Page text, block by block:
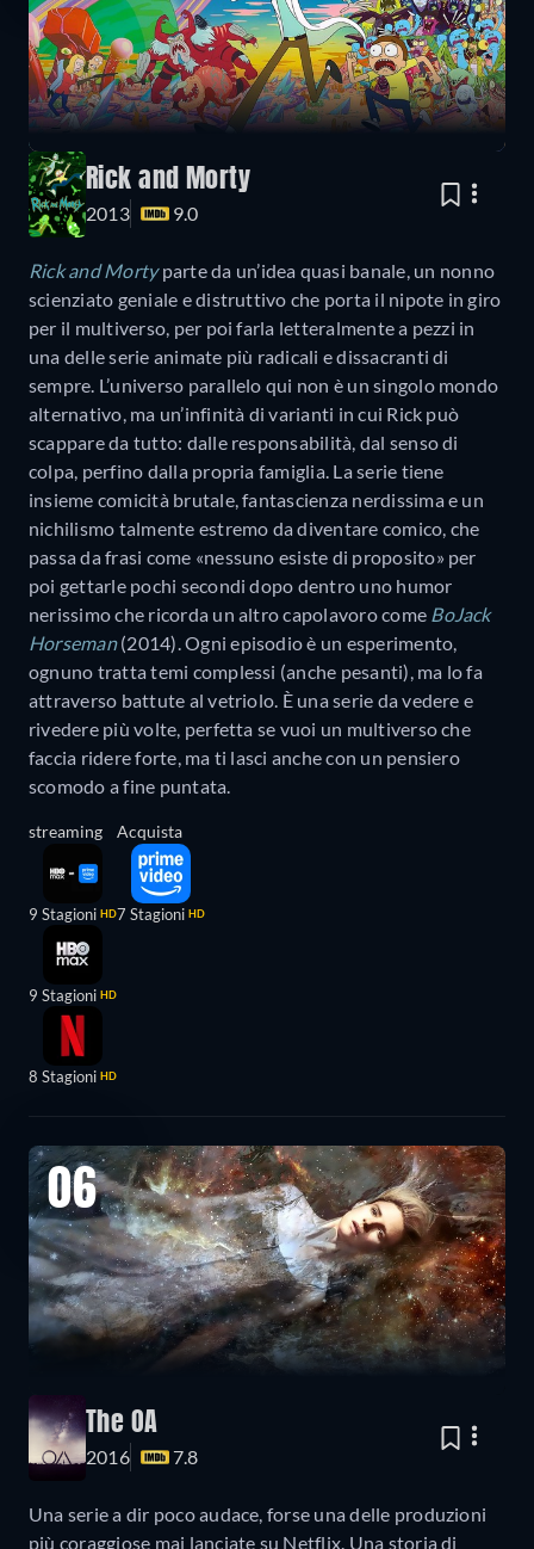
Rick and Morty
2013 9.0
Rick and Morty parte da un’idea quasi banale, un nonno
scienziato geniale e distruttivo che porta il nipote in giro
per il multiverso, per poi farla letteralmente a pezzi in
una delle serie animate più radicali e dissacranti di
sempre. L’universo parallelo qui non è un singolo mondo
alternativo, ma un’infinità di varianti in cui Rick può
scappare da tutto: dalle responsabilità, dal senso di
colpa, perfino dalla propria famiglia. La serie tiene
insieme comicità brutale, fantascienza nerdissima e un
nichilismo talmente estremo da diventare comico, che
passa da frasi come «nessuno esiste di proposito» per
poi gettarle pochi secondi dopo dentro uno humor
nerissimo che ricorda un altro capolavoro come BoJack
Horseman(2014). Ogni episodio è un esperimento,
ognuno tratta temi complessi (anche pesanti), ma lo fa
attraverso battute al vetriolo. È una serie da vedere e
rivedere più volte, perfetta se vuoi un multiverso che
faccia ridere forte, ma ti lasci anche con un pensiero
scomodo a fine puntata.
streaming
9 Stagioni HD
9 Stagioni HD
8 Stagioni HD
Acquista
7 Stagioni HD
06
The OA
2016 7.8
Una serie a dir poco audace, forse una delle produzioni
più coraggiose mai lanciate su Netflix. Una storia di